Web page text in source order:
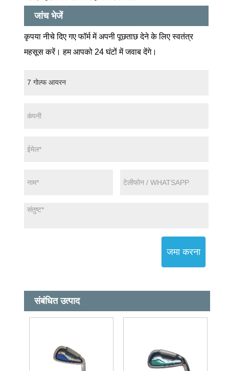
जांच भेजें
कृपया नीचे दिए गए फॉर्म में अपनी पूछताछ देने के लिए स्वतंत्र
महसूस करें। हम आपको 24 घंटों में जवाब देंगे।
जमा करना
संबंधित उत्पाद